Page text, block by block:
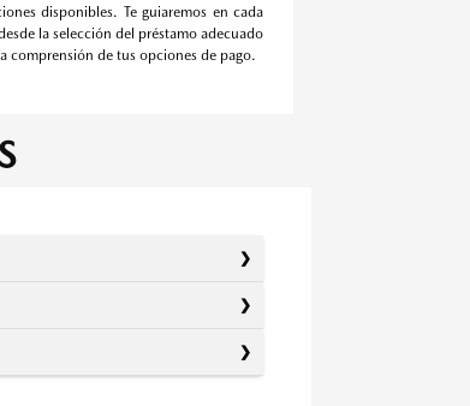
disponibles. Te guiaremos en cada
la selección del préstamo adecuado
comprensión de tus opciones de pago.